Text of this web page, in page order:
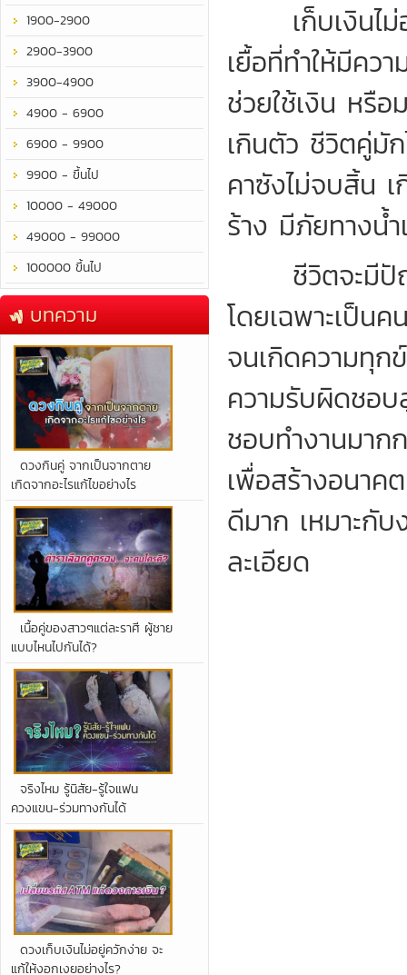
1900-2900
2900-3900
3900-4900
4900 - 6900
6900 - 9900
9900 - ขึ้นไป
10000 - 49000
49000 - 99000
100000 ขึ้นไป
บทความ
​ดวงกินคู่ จากเป็นจากตาย
เกิดจากอะไรแก้ไขอย่างไร
เนื้อคู่ของสาวๆแต่ละราศี ผู้ชาย
แบบไหนไปกันได้?
จริงไหม รู้นิสัย-รู้ใจแฟน
ควงแขน-ร่วมทางกันได้
ดวงเก็บเงินไม่อยู่ควักง่าย จะ
แก้ให้งอกเงยอย่างไร?
เก็บเงินไม่อ
เยื้อที่ทำให้มีคว
ช่วยใช้เงิน หรือ
เกินตัว ชีวิตคู่มั
คาซังไม่จบสิ้น
ร้าง มีภัยทางน้
ชีวิตจะมีปัญห
โดยเฉพาะเป็น
จนเกิดความทุ
ความรับผิดชอบ
ชอบทำงานมา
เพื่อสร้างอนาค
ดีมาก เหมาะกั
ละเอียด